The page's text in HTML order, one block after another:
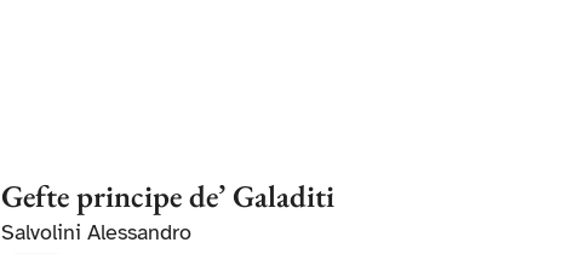
Gefte principe de’ Galaditi
Salvolini Alessandro